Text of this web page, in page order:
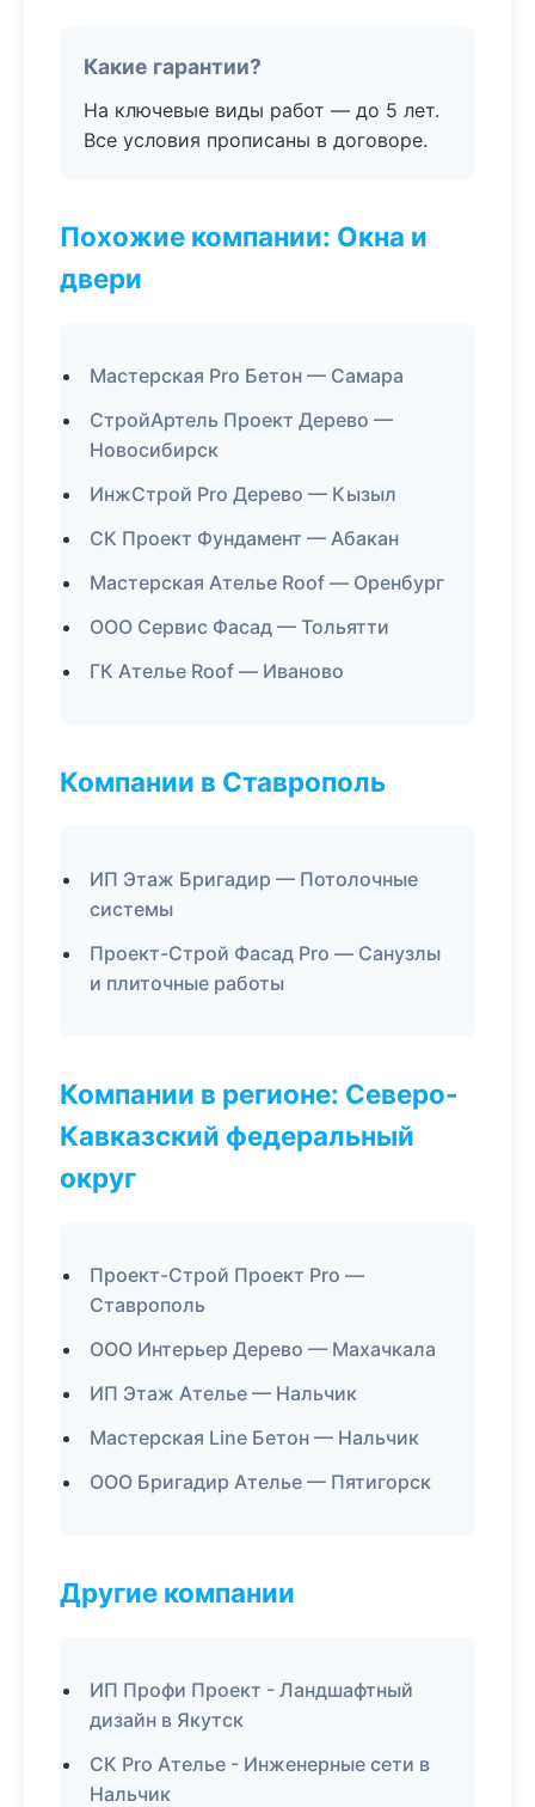
Какие гарантии?
На ключевые виды работ — до 5 лет.
Все условия прописаны в договоре.
Похожие компании: Окна и
двери
Мастерская Pro Бетон — Самара
СтройАртель Проект Дерево —
Новосибирск
ИнжСтрой Pro Дерево — Кызыл
СК Проект Фундамент — Абакан
Мастерская Ателье Roof — Оренбург
ООО Сервис Фасад — Тольятти
ГК Ателье Roof — Иваново
Компании в Ставрополь
ИП Этаж Бригадир — Потолочные
системы
Проект-Строй Фасад Pro — Санузлы
и плиточные работы
Компании в регионе: Северо-
Кавказский федеральный
округ
Проект-Строй Проект Pro —
Ставрополь
ООО Интерьер Дерево — Махачкала
ИП Этаж Ателье — Нальчик
Мастерская Line Бетон — Нальчик
ООО Бригадир Ателье — Пятигорск
Другие компании
ИП Профи Проект - Ландшафтный
дизайн в Якутск
СК Pro Ателье - Инженерные сети в
Нальчик